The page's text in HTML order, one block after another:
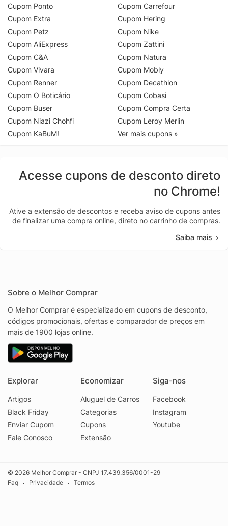
Cupom Ponto
Cupom Extra
Cupom Petz
Cupom AliExpress
Cupom C&A
Cupom Vivara
Cupom Renner
Cupom O Boticário
Cupom Buser
Cupom Niazi Chohfi
Cupom KaBuM!
Cupom Carrefour
Cupom Hering
Cupom Nike
Cupom Zattini
Cupom Natura
Cupom Mobly
Cupom Decathlon
Cupom Cobasi
Cupom Compra Certa
Cupom Leroy Merlin
Ver mais cupons »
Acesse cupons de desconto direto
no Chrome!
Ative a extensão de descontos e receba aviso de cupons antes
de finalizar uma compra online, direto no carrinho de compras.
Saiba mais
Sobre o Melhor Comprar
O Melhor Comprar é especializado em cupons de desconto,
códigos promocionais, ofertas e comparador de preços em
mais de 1900 lojas online.
Explorar
Artigos
Black Friday
Enviar Cupom
Fale Conosco
Economizar
Aluguel de Carros
Categorias
Cupons
Extensão
Siga-nos
Facebook
Instagram
Youtube
© 2026 Melhor Comprar - CNPJ 17.439.356/0001-29
Faq
• Privacidade • Termos